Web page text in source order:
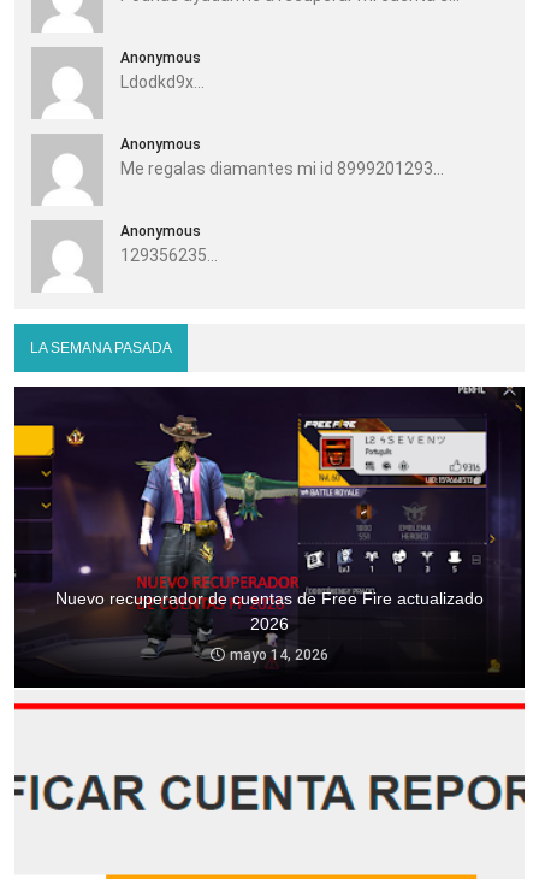
Anonymous
Ldodkd9x...
Anonymous
Me regalas diamantes mi id 8999201293...
Anonymous
129356235...
LA SEMANA PASADA
Nuevo recuperador de cuentas de Free Fire actualizado
2026
mayo 14, 2026